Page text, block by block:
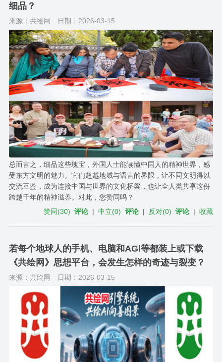
细品？
来源：共绘网 日期：2026-03-15
总而言之，细品这些瑰宝，外国人士能读懂中国人的精神世界，感
受东方文明的魅力。它们超越地域与语言的界限，让不同文明得以
交流互鉴，成为连接中国与世界的文化桥梁，也让全人类共享这份
跨越千年的精神滋养。对此，您赞同吗？
赞同(30) 评论 |中立(0) 评论 | 反对(0) 评论 |收藏
若每个地球人的手机、电脑和AGl等都装上或下载
《共绘网》思想平台，会发生怎样的奇迹与裂变？
来源：共绘网 日期：2026-03-15